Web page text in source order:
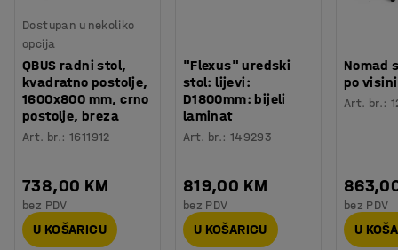
Dostupan u nekoliko
opcija
QBUS radni stol,
kvadratno postolje,
1600x800 mm, crno
postolje, breza
Art. br.:1611912
738,00 KM
bez PDV
U KOŠARICU
"Flexus" uredski
stol: lijevi:
D1800mm: bijeli
laminat
Art. br.: 149293
819,00 KM
bez PDV
U KOŠARICU
Nomad
po visini
Art. br.:
bez PDV
U